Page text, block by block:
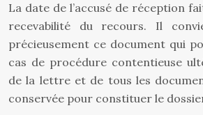
La date de l’accusé de réception
recevabilité du recours. Il
précieusement ce document qui
cas de procédure contentieuse
de la lettre et de tous les
conservée pour constituer le